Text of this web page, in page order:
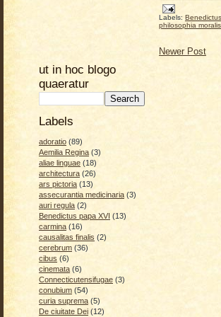
ut in hoc blogo
quaeratur
Labels
adoratio (89)
Aemilia Regina (3)
aliae linguae (18)
architectura (26)
ars pictoria (13)
assecurantia medicinaria (3)
auri regula (2)
Benedictus papa XVI (13)
carmina (16)
causalitas finalis (2)
cerebrum (36)
cibus (6)
cinemata (6)
Connecticutensifugae (3)
conubium (54)
curia suprema (5)
De ciuitate Dei (12)
Labels:
philosophia
Newer Post